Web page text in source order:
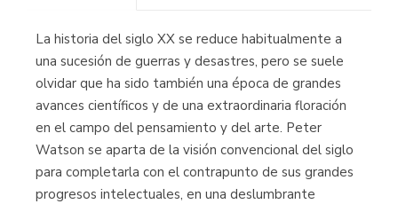
La historia del siglo XX se reduce habitualmente a
una sucesión de guerras y desastres, pero se suele
olvidar que ha sido también una época de grandes
avances científicos y de una extraordinaria floración
en el campo del pensamiento y del arte. Peter
Watson se aparta de la visión convencional del siglo
para completarla con el contrapunto de sus grandes
progresos intelectuales, en una deslumbrante